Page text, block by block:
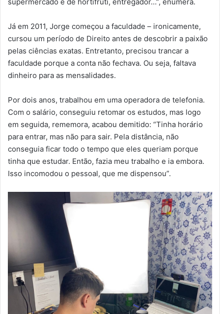
Já em 2011, Jorge começou a faculdade – ironicamente,
cursou um período de Direito antes de descobrir a paixão
pelas ciências exatas. Entretanto, precisou trancar a
faculdade porque a conta não fechava. Ou seja, faltava
dinheiro para as mensalidades.
Por dois anos, trabalhou em uma operadora de telefonia.
Com o salário, conseguiu retomar os estudos, mas logo
em seguida, rememora, acabou demitido: “Tinha horário
para entrar, mas não para sair. Pela distância, não
conseguia ficar todo o tempo que eles queriam porque
tinha que estudar. Então, fazia meu trabalho e ia embora.
Isso incomodou o pessoal, que me dispensou”.